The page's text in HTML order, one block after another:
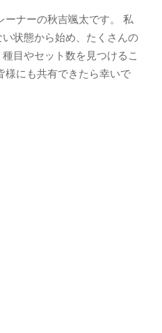
ーナーの秋吉颯太です。 私
状態から始め、たくさんの
目やセット数を見つけるこ
様にも共有できたら幸いで